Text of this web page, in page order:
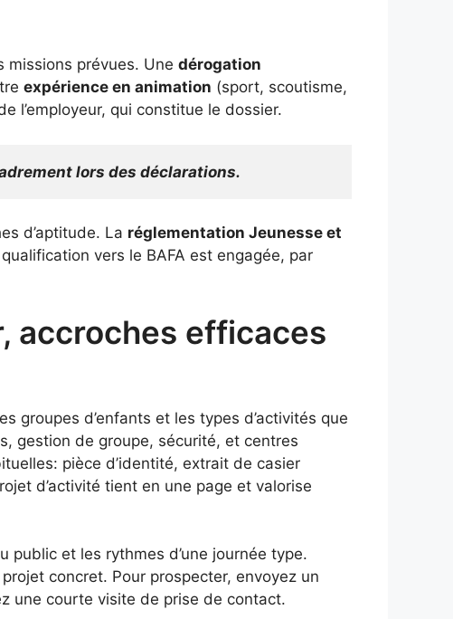
missions prévues. Une dérogation
expérience en animation (sport, scoutisme,
l’employeur, qui constitue le dossier.
lors des déclarations.
d’aptitude. La réglementation Jeunesse et
vers le BAFA est engagée, par
accroches efficaces
groupes d’enfants et les types d’activités que
gestion de groupe, sécurité, et centres
pièce d’identité, extrait de casier
d’activité tient en une page et valorise
et les rythmes d’une journée type.
concret. Pour prospecter, envoyez un
une courte visite de prise de contact.